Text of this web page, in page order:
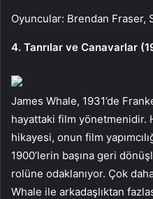
Oyuncular: Brendan Fraser,
4. Tanrılar ve Canavarlar
James Whale, 1931’de
hayattaki film yönetmenidir.
hikayesi, onun film
1900’lerin başına geri
rolüne odaklanıyor. Çok
Whale ile arkadaşlıktan